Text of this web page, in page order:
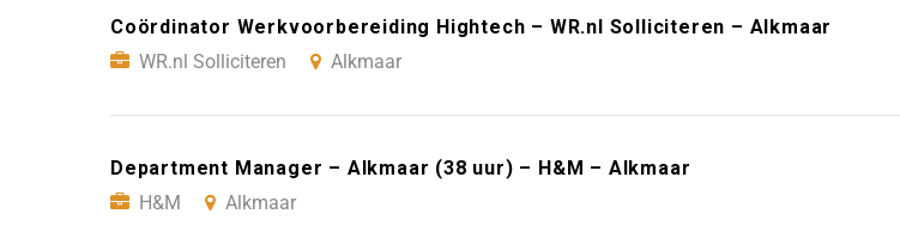
Coördinator Werkvoorbereiding Hightech – WR.nl Solliciteren – Alkmaar
WR.nl Solliciteren
Alkmaar
Department Manager – Alkmaar (38 uur) – H&M – Alkmaar
H&M
Alkmaar